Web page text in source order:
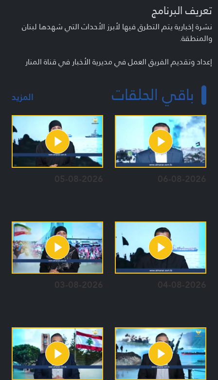
تعريف البرنامج
نشرة إخبارية يتم التطرق فيها لأبرز الأحداث التي شهدها لبنان
والمنطقة.
إعداد وتقديم الفريق العمل في مديرية الأخبار في قناة المنار
باقي الحلقات المزيد
06-08-2026
05-08-2026
04-08-2026
03-08-2026